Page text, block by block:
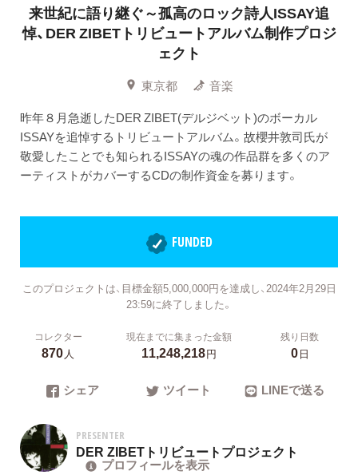
来世紀に語り継ぐ～孤高のロック詩人ISSAY追
悼、DER ZIBETトリビュートアルバム制作プロジ
ェクト
東京都
音楽
昨年８月急逝したDER ZIBET(デルジベット)のボーカル
ISSAYを追悼するトリビュートアルバム。故櫻井敦司氏が
敬愛したことでも知られるISSAYの魂の作品群を多くのア
ーティストがカバーするCDの制作資金を募ります。
FUNDED
このプロジェクトは、目標金額5,000,000円を達成し、2024年2月29日
23:59に終了しました。
コレクター
870人
現在までに集まった金額
11,248,218円
残り日数
0日
シェア ツイート LINEで送る
PRESENTER
DER ZIBETトリビュートプロジェクト
プロフィールを表示